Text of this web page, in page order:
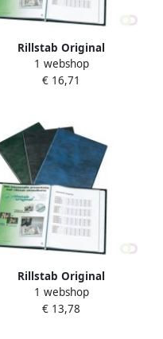
Rillstab Original
Showalbum A4 30 Tassen
Zwart
1 webshop
€ 16,71
Rillstab Original
Showalbum A4 20 Tassen
Zwart
1 webshop
€ 13,78